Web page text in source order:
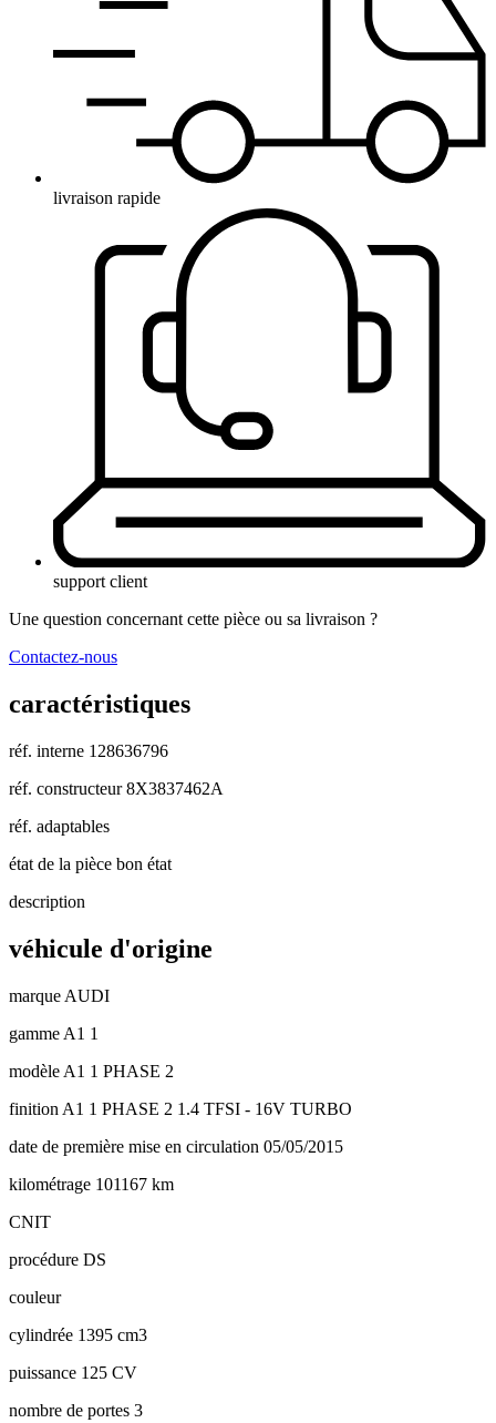
livraison rapide
support client
Une question concernant cette pièce ou sa livraison ?
Contactez-nous
caractéristiques
réf. interne 128636796
réf. constructeur 8X3837462A
réf. adaptables
état de la pièce bon état
description
véhicule d'origine
marque AUDI
gamme A1 1
modèle A1 1 PHASE 2
finition A1 1 PHASE 2 1.4 TFSI - 16V TURBO
date de première mise en circulation 05/05/2015
kilométrage 101167 km
CNIT
procédure DS
couleur
cylindrée 1395 cm3
puissance 125 CV
nombre de portes 3